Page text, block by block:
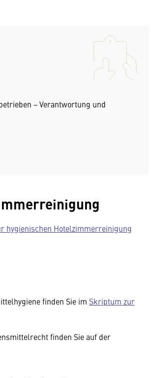
− Verantwortung und
Hotelzimmerreinigung
finden Sie im Skriptum zur
finden Sie auf der